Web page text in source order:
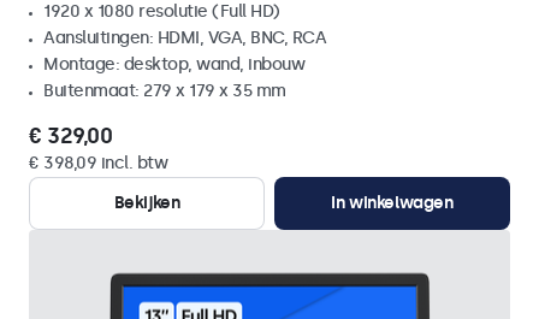
1920 x 1080 resolutie (Full HD)
Aansluitingen: HDMI, VGA, BNC, RCA
Montage: desktop, wand, inbouw
Buitenmaat: 279 x 179 x 35 mm
€ 329,00
€ 398,09 incl. btw
Bekijken
In winkelwagen